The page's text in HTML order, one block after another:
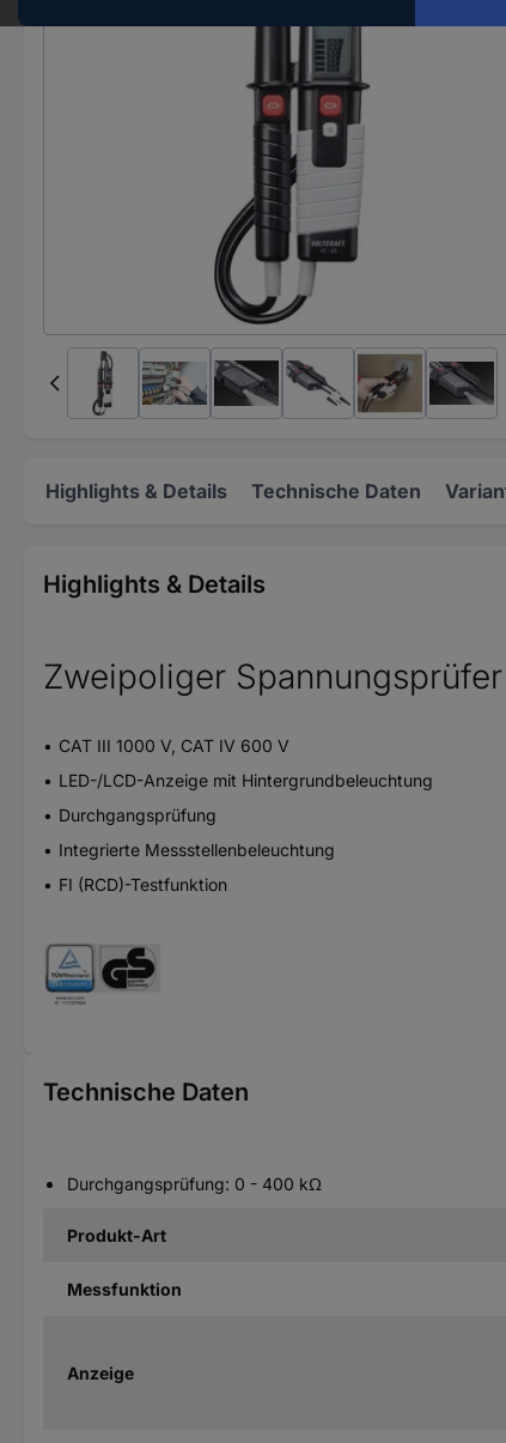
Highlights & Details Technische Daten
Highlights & Details
Zweipoliger
CAT III 1000 V, CAT IV 600 V
LED-/LCD-Anzeige mit Hintergrundbeleuchtung
Durchgangsprüfung
Integrierte Messstellenbeleuchtung
FI (RCD)-Testfunktion
Technische Daten
Durchgangsprüfung: 0 - 400 kΩ
Produkt-Art
Messfunktion
Anzeige